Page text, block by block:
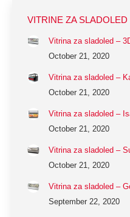
VITRINE ZA SLADOLED
Vitrina za sladoled –
October 21, 2020
Vitrina za sladoled –
October 21, 2020
Vitrina za sladoled –
October 21, 2020
Vitrina za sladoled –
October 21, 2020
Vitrina za sladoled –
September 22, 2020